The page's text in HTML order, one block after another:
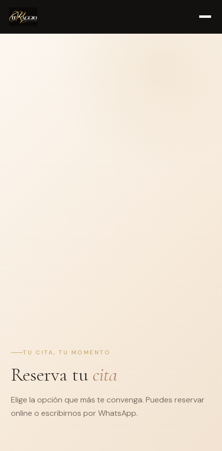
TU CITA, TU MOMENTO
Reserva tu cita
Elige la opción que más te convenga. Puedes reservar
online o escribirnos por WhatsApp.